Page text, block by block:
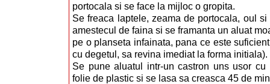
portocala si se face la mijloc o gropita.
Se freaca laptele, zeama de portocala, oul
amestecul de faina si se framanta un aluat
pe o planseta infainata, pana ce este
cu degetul, sa revina imediat la forma initiala).
Se pune aluatul intr-un castron uns usor
folie de plastic si se lasa sa creasca 45 de